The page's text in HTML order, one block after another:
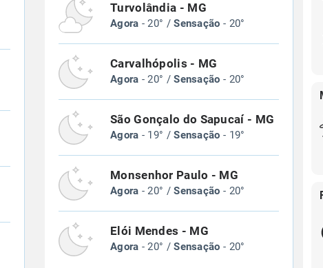
Turvolândia - MG
Agora - 20° /Sensação - 20°
Carvalhópolis - MG
Agora - 20° /Sensação - 20°
São Gonçalo do Sapucaí - MG
Agora - 19° /Sensação - 19°
Monsenhor Paulo - MG
Agora - 20° /Sensação - 20°
Elói Mendes - MG
Agora - 20° /Sensação - 20°